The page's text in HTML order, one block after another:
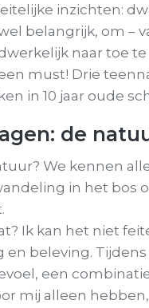
inzichten:
belangrijk, om –
naar toe
must! Drie
in 10 jaar oude
de
We kennen
in het bos
Ik kan het niet
en beleving.
een
mij alleen